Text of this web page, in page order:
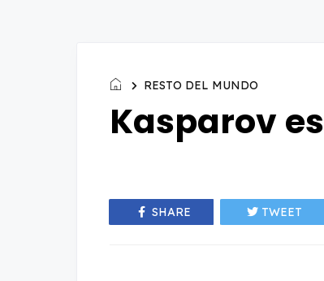
RESTO DEL MUNDO
Kasparov
SHARE TWEET